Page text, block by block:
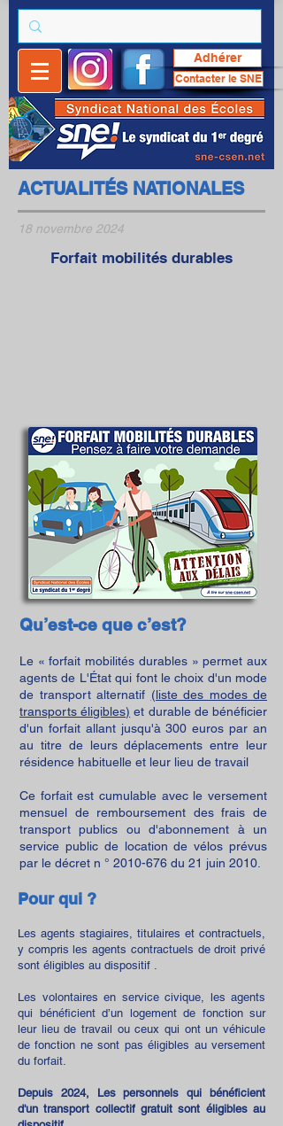
Adhérer
Contacter le SNE
ACTUALITÉS NATIONALES
18 novembre 2024
Forfait mobilités durables
Qu’est-ce que c’est?
Le « forfait mobilités durables » permet aux
agents de L'État qui font le choix d'un mode
de transport alternatif (liste des modes de
transports éligibles) et durable de bénéficier
d'un forfait allant jusqu'à 300 euros par an
au titre de leurs déplacements entre leur
résidence habituelle et leur lieu de travail
Ce forfait est cumulable avec le versement
mensuel de remboursement des frais de
transport publics ou d'abonnement à un
service public de location de vélos prévus
par le décret n ° 2010-676 du 21 juin 2010.
Pour qui ?
Les agents stagiaires, titulaires et contractuels,
y compris les agents contractuels de droit privé
sont éligibles au dispositif .
Les volontaires en service civique, les agents
qui bénéficient d’un logement de fonction sur
leur lieu de travail ou ceux qui ont un véhicule
de fonction ne sont pas éligibles au versement
du forfait.
Depuis 2024, Les personnels qui bénéficient
d'un transport collectif gratuit sont éligibles au